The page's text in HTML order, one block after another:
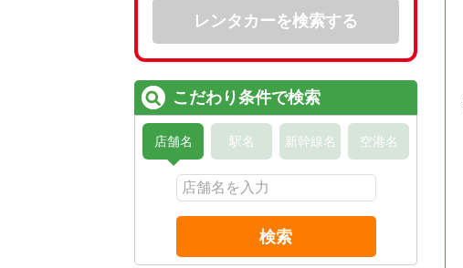
レンタカーを検索する
こだわり条件で検索
店舗名 駅名 新幹線名 空港名
検索